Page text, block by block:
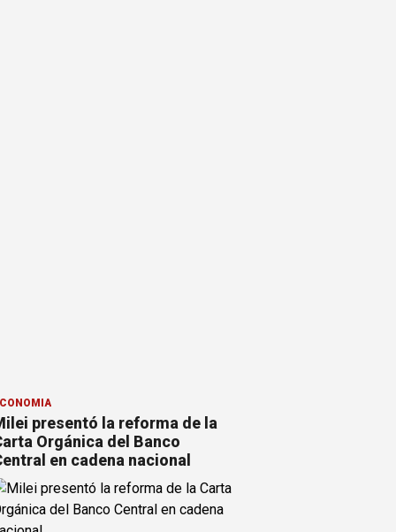
presentó la reforma de la
Orgánica del Banco
en cadena nacional